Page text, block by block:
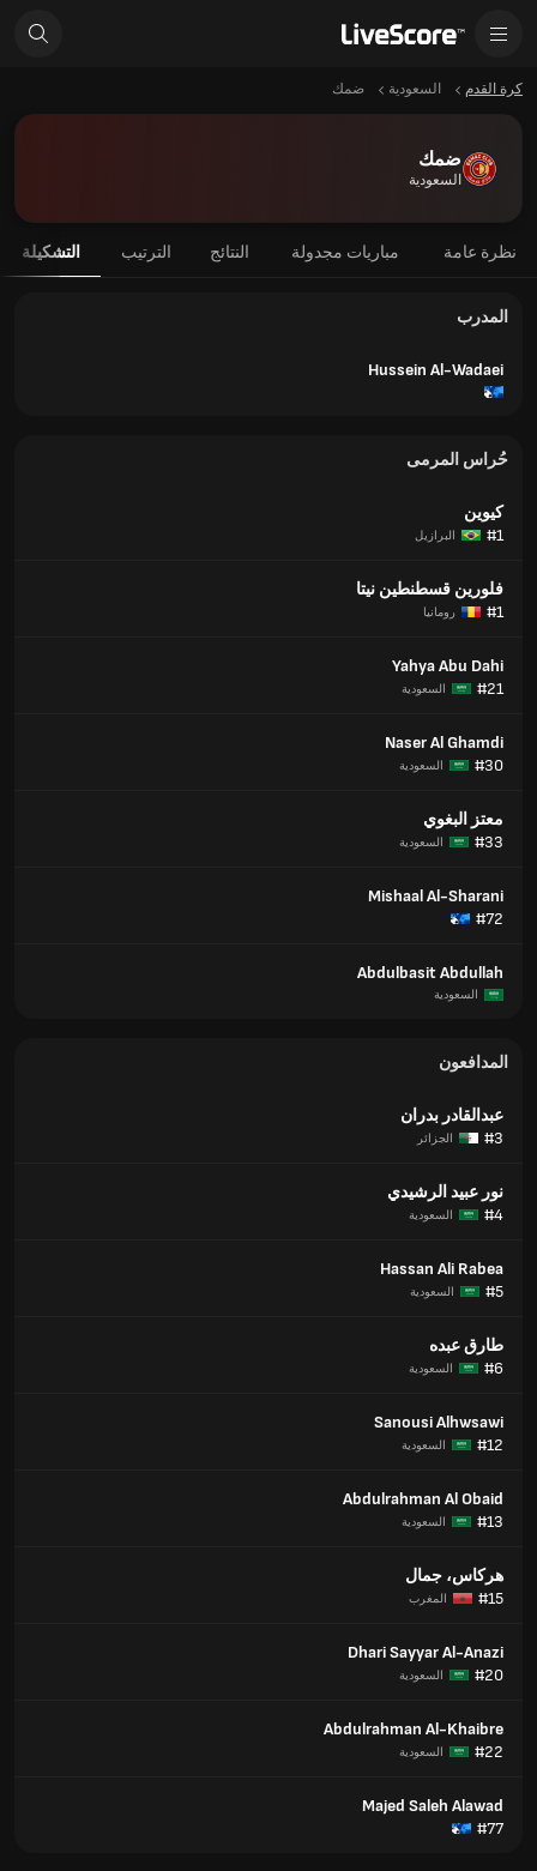
كرة القدم السعودية ضمك‎
ضمك‎
السعودية
نظرة عامة مباريات مجدولة النتائج الترتيب التشكيلة
المدرب
Hussein Al-Wadaei
حُراس المرمى
كيوين
#1
البرازيل
فلورين قسطنطين نيتا
#1
رومانيا
Yahya Abu Dahi
#21
السعودية
Naser Al Ghamdi
#30
السعودية
معتز البغوي
#33
السعودية
Mishaal Al-Sharani
#72
Abdulbasit Abdullah
السعودية
المدافعون
عبدالقادر بدران
#3
الجزائر
نور عبيد الرشيدي
#4
السعودية
Hassan Ali Rabea
#5
السعودية
طارق عبده
#6
السعودية
Sanousi Alhwsawi
#12
السعودية
Abdulrahman Al Obaid
#13
السعودية
هركاس، جمال
#15
المغرب
Dhari Sayyar Al-Anazi
#20
السعودية
Abdulrahman Al-Khaibre
#22
السعودية
Majed Saleh Alawad
#77